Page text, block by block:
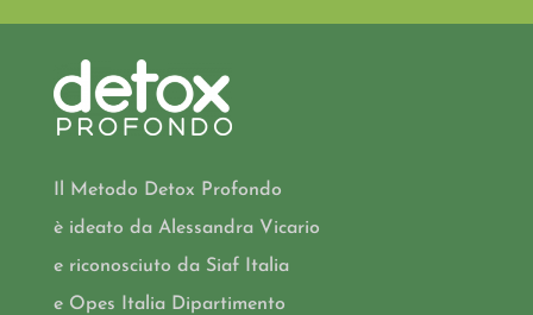
Il Metodo Detox Profondo
è ideato da Alessandra Vicario
e riconosciuto da Siaf Italia
e Opes Italia Dipartimento